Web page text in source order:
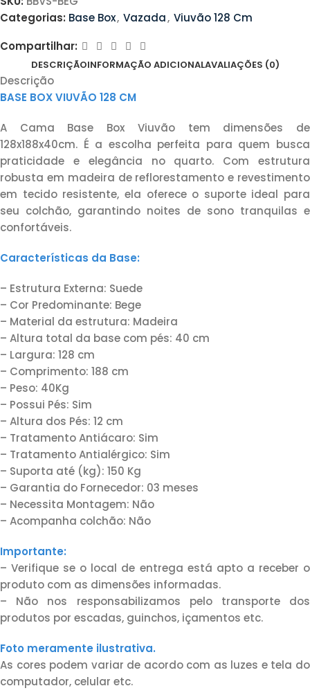
Categorias: Base Box, Vazada, Viuvão 128 Cm
Compartilhar:
DESCRIÇÃOINFORMAÇÃO ADICIONALAVALIAÇÕES (0)
Descrição
BASE BOX VIUVÃO 128 CM
A Cama Base Box Viuvão tem dimensões de
128x188x40cm. É a escolha perfeita para quem busca
praticidade e elegância no quarto. Com estrutura
robusta em madeira de reflorestamento e revestimento
em tecido resistente, ela oferece o suporte ideal para
seu colchão, garantindo noites de sono tranquilas e
confortáveis.
Características da Base:
– Estrutura Externa: Suede
– Cor Predominante: Bege
– Material da estrutura: Madeira
– Altura total da base com pés: 40 cm
– Largura: 128 cm
– Comprimento: 188 cm
– Peso: 40Kg
– Possui Pés: Sim
– Altura dos Pés: 12 cm
– Tratamento Antiácaro: Sim
– Tratamento Antialérgico: Sim
– Suporta até (kg): 150 Kg
– Garantia do Fornecedor: 03 meses
– Necessita Montagem: Não
– Acompanha colchão: Não
Importante:
– Verifique se o local de entrega está apto a receber o
produto com as dimensões informadas.
– Não nos responsabilizamos pelo transporte dos
produtos por escadas, guinchos, içamentos etc.
Foto meramente ilustrativa.
As cores podem variar de acordo com as luzes e tela do
computador, celular etc.